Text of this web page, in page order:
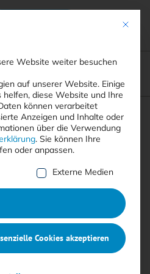
Mit
Website weiter besuchen
auf unserer Website. Einige
diese Website und Ihre
können verarbeitet
Anzeigen und Inhalte oder
über die Verwendung
. Sie können Ihre
oder anpassen.
für die eine Einwilligung
Externe Medien
Cookies akzeptieren